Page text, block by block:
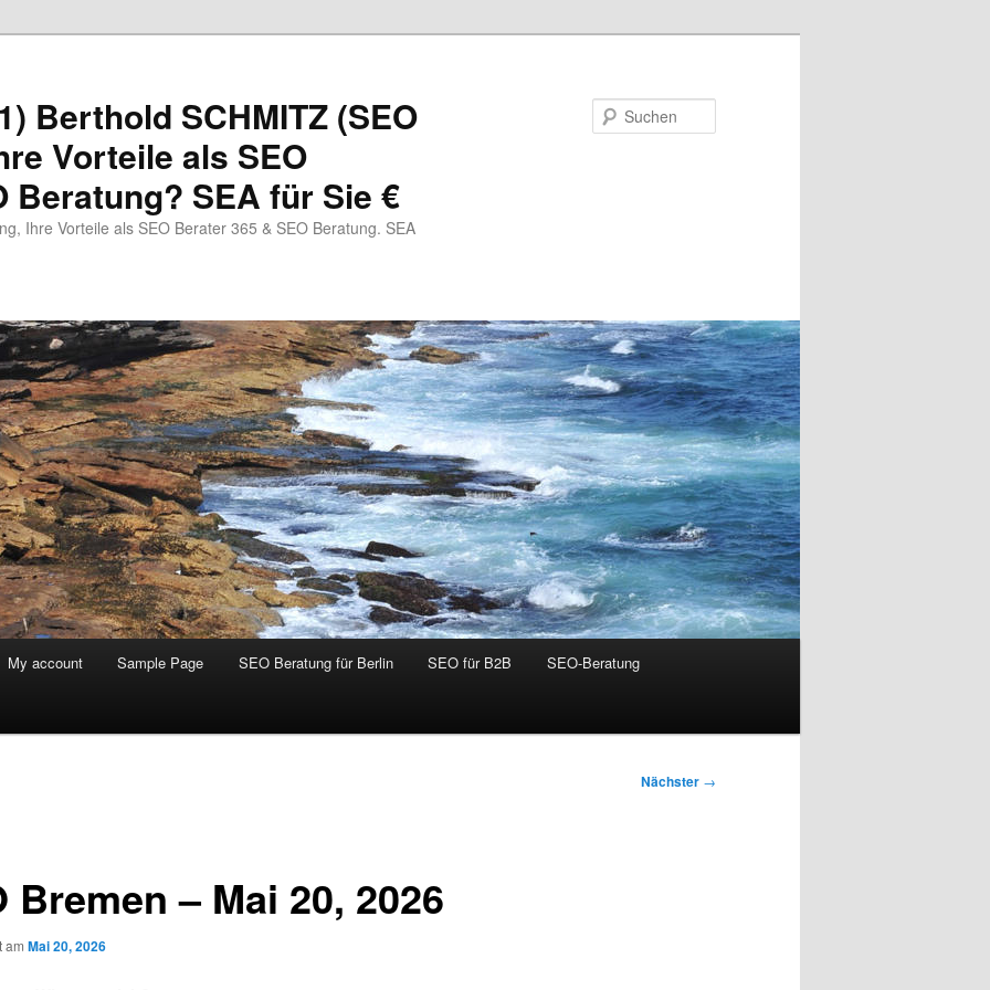
Berthold SCHMITZ (SEO
Vorteile als SEO
Beratung? SEA für Sie €
Ihre Vorteile als SEO Berater 365 & SEO Beratung. SEA
My account Sample Page SEO Beratung für Berlin SEO für B2B SEO-Beratung
Nächster →
Bremen – Mai 20, 2026
am Mai 20, 2026